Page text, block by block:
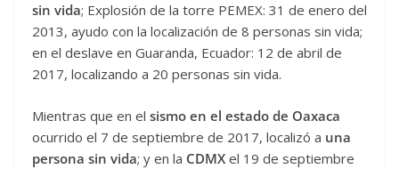
sin vida; Explosión de la torre PEMEX: 31 de enero del
2013, ayudo con la localización de 8 personas sin vida;
en el deslave en Guaranda, Ecuador: 12 de abril de
2017, localizando a 20 personas sin vida.
Mientras que en el sismo en el estado de Oaxaca
ocurrido el 7 de septiembre de 2017, localizó a una
persona sin vida; y en la CDMX el 19 de septiembre